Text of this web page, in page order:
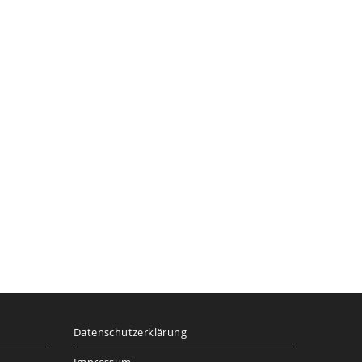
Datenschutzerklärung